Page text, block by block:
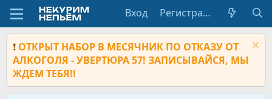
Вход Регистрация
❗ ОТКРЫТ НАБОР В МЕСЯЧНИК ПО ОТКАЗУ ОТ
АЛКОГОЛЯ - УВЕРТЮРА 57! ЗАПИСЫВАЙСЯ, МЫ
ЖДЕМ ТЕБЯ!!